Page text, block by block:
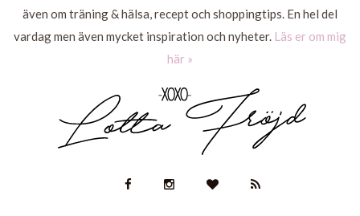
även om träning & hälsa, recept och shoppingtips. En hel del
vardag men även mycket inspiration och nyheter. Läs er om mig
här »